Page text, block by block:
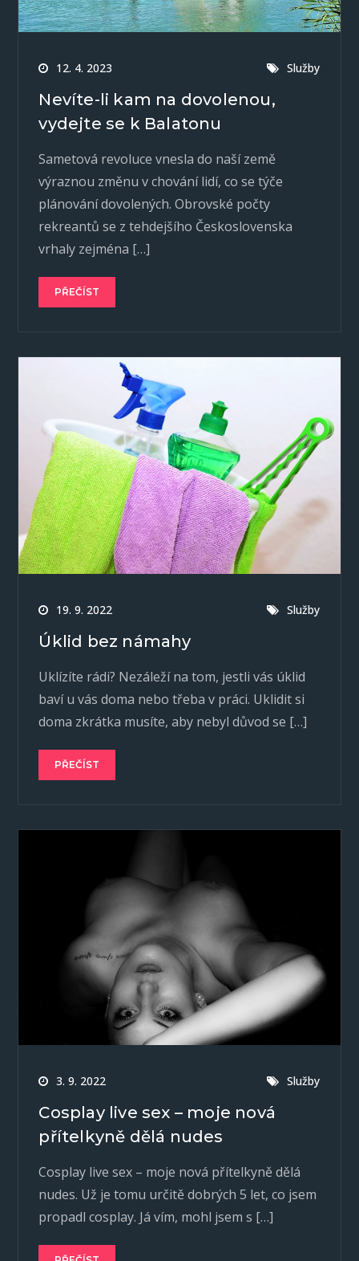
12. 4. 2023 Služby
Nevíte-li kam na dovolenou,
vydejte se k Balatonu
Sametová revoluce vnesla do naší země
výraznou změnu v chování lidí, co se týče
plánování dovolených. Obrovské počty
rekreantů se z tehdejšího Československa
vrhaly zejména […]
PŘEČÍST
19. 9. 2022 Služby
Úklid bez námahy
Uklízíte rádi? Nezáleží na tom, jestli vás úklid
baví u vás doma nebo třeba v práci. Uklidit si
doma zkrátka musíte, aby nebyl důvod se […]
PŘEČÍST
3. 9. 2022 Služby
Cosplay live sex – moje nová
přítelkyně dělá nudes
Cosplay live sex – moje nová přítelkyně dělá
nudes. Už je tomu určitě dobrých 5 let, co jsem
propadl cosplay. Já vím, mohl jsem s […]